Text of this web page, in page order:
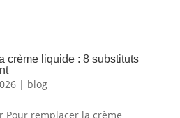
crème liquide : 8 substituts
| blog
Pour remplacer la crème